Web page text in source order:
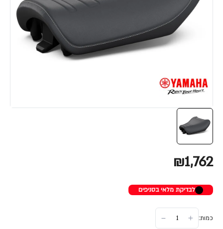
₪1,762
לבדיקת מלאי בסניפים
כמות: